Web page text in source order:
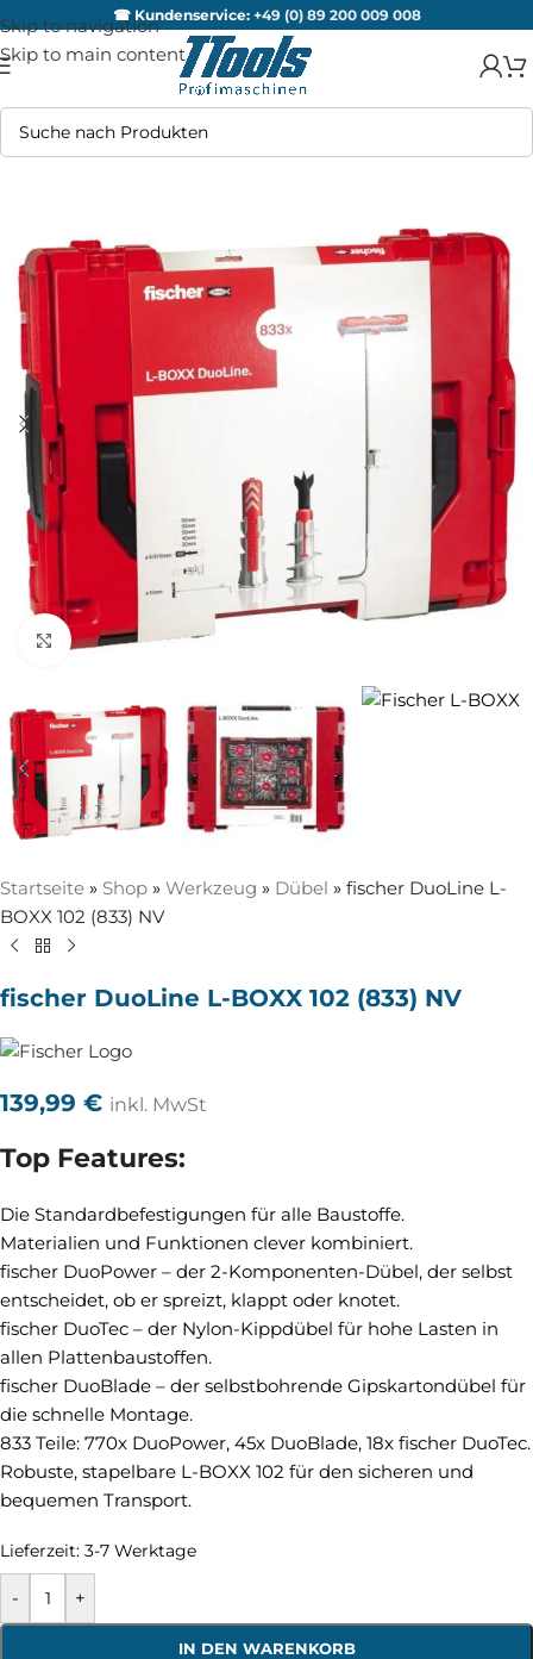
Skip to navigation
Skip to main content
☎ Kundenservice: +49 (0) 89 200 009 008
Zum Vergrößern anklicken
Startseite » Shop » Werkzeug » Dübel » fischer DuoLine L-
BOXX 102 (833) NV
fischer DuoLine L-BOXX 102 (833) NV
139,99 € inkl. MwSt
Top Features:
Die Standardbefestigungen für alle Baustoffe.
Materialien und Funktionen clever kombiniert.
fischer DuoPower – der 2-Komponenten-Dübel, der selbst
entscheidet, ob er spreizt, klappt oder knotet.
fischer DuoTec – der Nylon-Kippdübel für hohe Lasten in
allen Plattenbaustoffen.
fischer DuoBlade – der selbstbohrende Gipskartondübel für
die schnelle Montage.
833 Teile: 770x DuoPower, 45x DuoBlade, 18x fischer DuoTec.
Robuste, stapelbare L-BOXX 102 für den sicheren und
bequemen Transport.
Lieferzeit: 3-7 Werktage
- +
IN DEN WARENKORB